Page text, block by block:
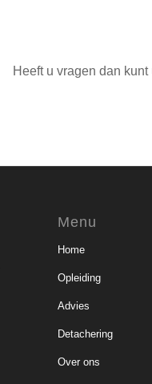
Heeft u vragen dan
Menu
Home
Opleiding
Advies
Detachering
Over ons